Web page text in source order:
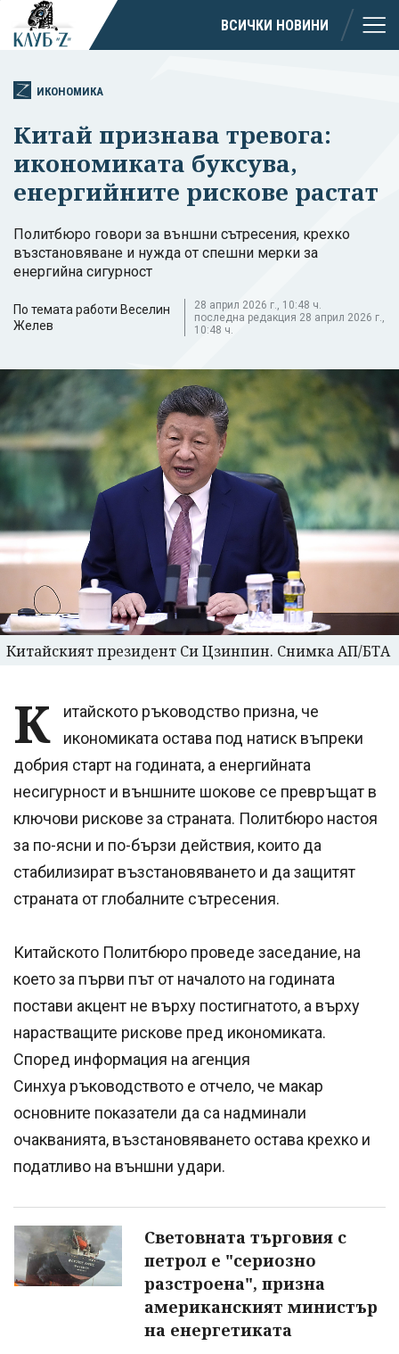
ВСИЧКИ НОВИНИ
ИКОНОМИКА
Китай признава тревога:
икономиката буксува,
енергийните рискове растат
Политбюро говори за външни сътресения, крехко
възстановяване и нужда от спешни мерки за
енергийна сигурност
По темата работи Веселин
Желев
28 април 2026 г., 10:48 ч.
последна редакция 28 април 2026 г.,
10:48 ч.
Китайският президент Си Цзинпин. Снимка АП/БТА
К
итайското ръководство призна, че
икономиката остава под натиск въпреки
добрия старт на годината, а енергийната
несигурност и външните шокове се превръщат в
ключови рискове за страната. Политбюро настоя
за по-ясни и по-бързи действия, които да
стабилизират възстановяването и да защитят
страната от глобалните сътресения.
Китайското Политбюро проведе заседание, на
което за първи път от началото на годината
постави акцент не върху постигнатото, а върху
нарастващите рискове пред икономиката.
Според информация на агенция
Синхуа ръководството е отчело, че макар
основните показатели да са надминали
очакванията, възстановяването остава крехко и
податливо на външни удари.
Световната търговия с
петрол е "сериозно
разстроена", призна
американският министър
на енергетиката